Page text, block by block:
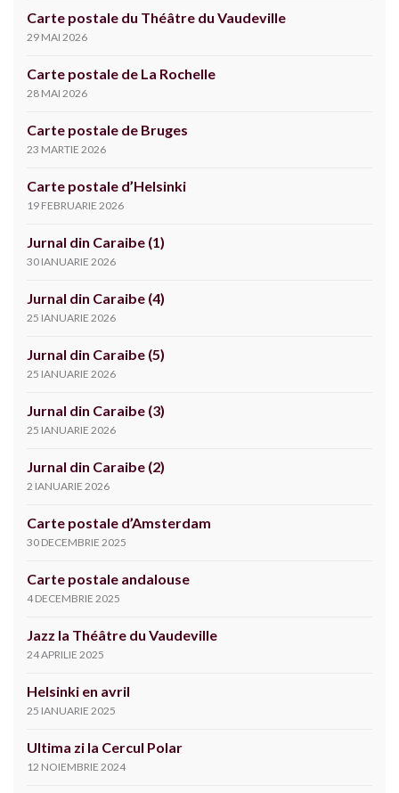
Carte postale du Théâtre du Vaudeville
29 MAI 2026
Carte postale de La Rochelle
28 MAI 2026
Carte postale de Bruges
23 MARTIE 2026
Carte postale d’Helsinki
19 FEBRUARIE 2026
Jurnal din Caraibe (1)
30 IANUARIE 2026
Jurnal din Caraibe (4)
25 IANUARIE 2026
Jurnal din Caraibe (5)
25 IANUARIE 2026
Jurnal din Caraibe (3)
25 IANUARIE 2026
Jurnal din Caraibe (2)
2 IANUARIE 2026
Carte postale d’Amsterdam
30 DECEMBRIE 2025
Carte postale andalouse
4 DECEMBRIE 2025
Jazz la Théâtre du Vaudeville
24 APRILIE 2025
Helsinki en avril
25 IANUARIE 2025
Ultima zi la Cercul Polar
12 NOIEMBRIE 2024